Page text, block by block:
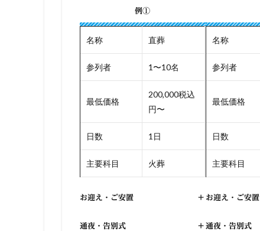
例①
名称 直葬
参列者 1〜10名
最低価格
200,000税込
円〜
日数 1日
主要科目 火葬
お迎え・ご安置 +
通夜・告別式 +
名称
参列者
最低価格
日数
主要科目
お迎え・ご安置
通夜・告別式